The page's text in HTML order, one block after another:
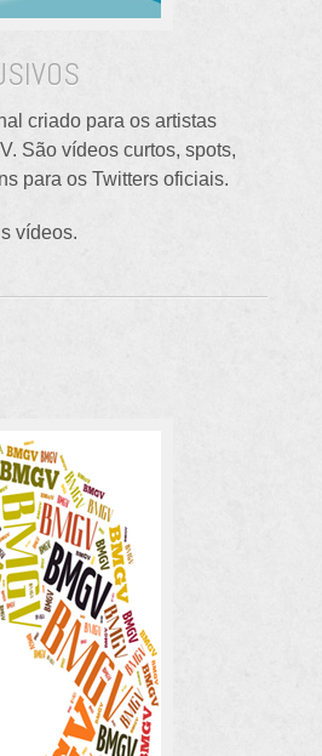
criado para os artistas
São vídeos curtos, spots,
para os Twitters oficiais.
vídeos.